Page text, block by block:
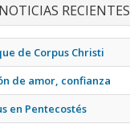
NOTICIAS RECIENTES
de Corpus Christi
de amor, confianza
en Pentecostés